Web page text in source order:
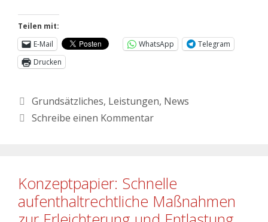
Teilen mit:
E-Mail
WhatsApp
Telegram
Drucken
Grundsätzliches, Leistungen, News
Schreibe einen Kommentar
Konzeptpapier: Schnelle
aufenthaltrechtliche Maßnahmen